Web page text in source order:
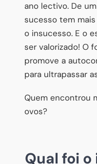
ano lectivo. De
sucesso tem
o insucesso. E o
ser valorizado! O
promove a
para ultrapassar
Quem encontrou
ovos?
Qual foi